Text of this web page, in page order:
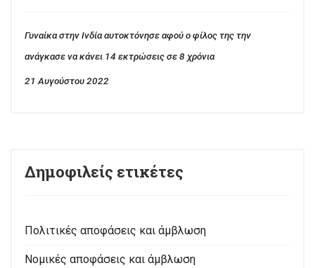
Γυναίκα στην Ινδία αυτοκτόνησε αφού ο φίλος της την
ανάγκασε να κάνει 14 εκτρώσεις σε 8 χρόνια
21 Αυγούστου 2022
Δημοφιλείς ετικέτες
Πολιτικές αποφάσεις και άμβλωση
Νομικές αποφάσεις και άμβλωση